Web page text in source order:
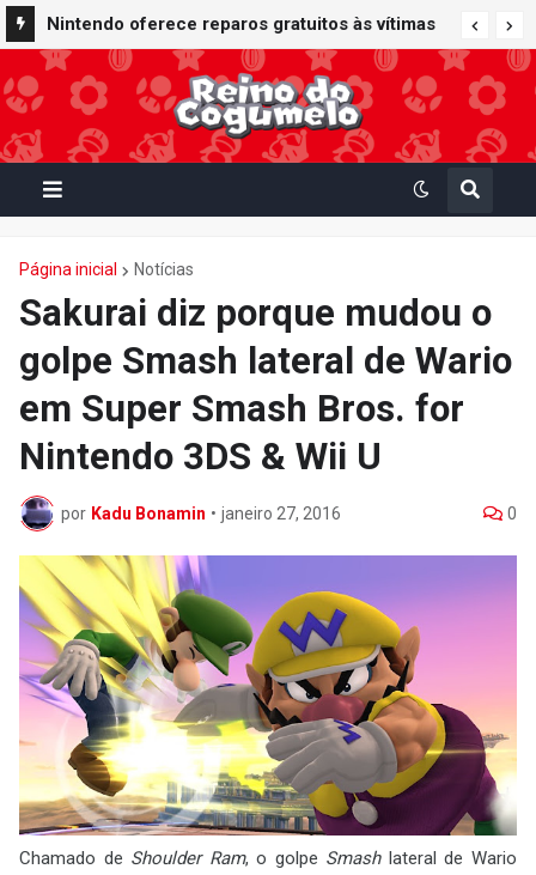
Nintendo oferece reparos gratuitos às vítimas
do terremoto de Kumamoto e doa 50 milhões
de ienes à Cruz Vermelha
Página inicial Notícias
Sakurai diz porque mudou o
golpe Smash lateral de Wario
em Super Smash Bros. for
Nintendo 3DS & Wii U
por Kadu Bonamin • janeiro 27, 2016 0
Chamado de Shoulder Ram, o golpe Smashlateral de Wario